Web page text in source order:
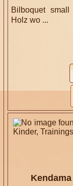
Bilboquet
Holz wo ...